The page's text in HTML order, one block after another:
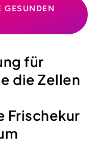
GESUNDEN
für
die Zellen
Frischekur